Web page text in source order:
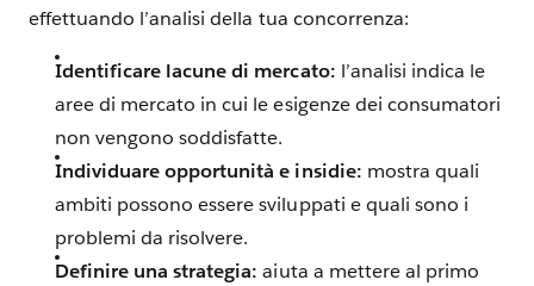
effettuando l’analisi della tua concorrenza:
Identificare lacune di mercato: l’analisi indica le
aree di mercato in cui le esigenze dei consumatori
non vengono soddisfatte.
Individuare opportunità e insidie: mostra quali
ambiti possono essere sviluppati e quali sono i
problemi da risolvere.
Definire una strategia: aiuta a mettere al primo